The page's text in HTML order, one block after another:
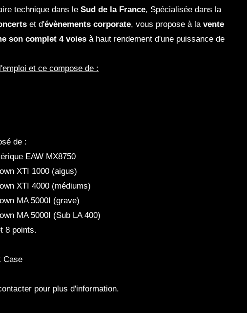
technique dans le Sud de la France, Spécialisée dans la
et d'évènements corporate, vous propose à la vente
son complet 4 voies à haut rendement d'une puissance de
et ce compose de :
de :
EAW MX8750
XTI 1000 (aigus)
XTI 4000 (médiums)
MA 5000I (grave)
MA 5000I (Sub LA 400)
8 points.
Case
pour plus d'information.